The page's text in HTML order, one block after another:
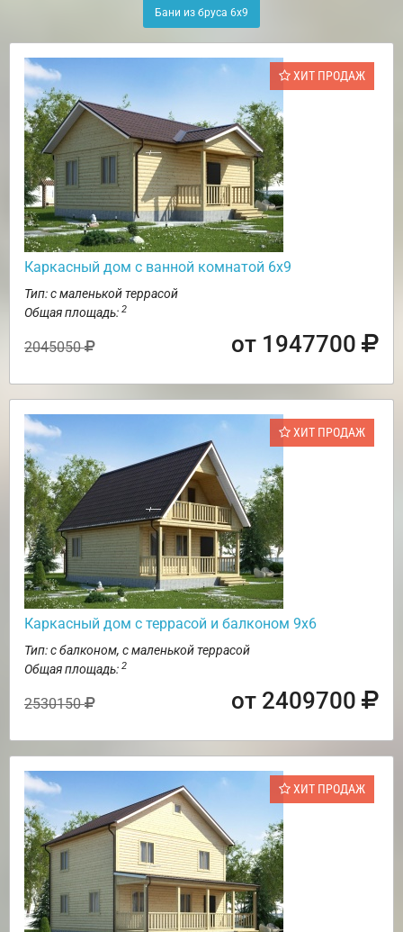
Бани из бруса 6х9
ХИТ ПРОДАЖ
Каркасный дом с ванной комнатой 6х9
Тип: с маленькой террасой
Общая площадь: 2
2045050 от 1947700
ХИТ ПРОДАЖ
Каркасный дом с террасой и балконом 9х6
Тип: с балконом, с маленькой террасой
Общая площадь: 2
2530150 от 2409700
ХИТ ПРОДАЖ